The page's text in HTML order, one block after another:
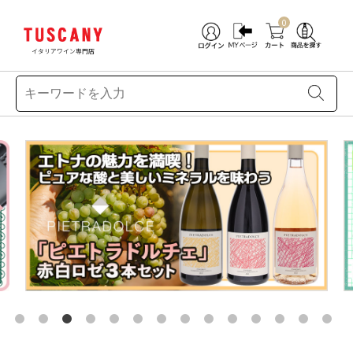
イタリアワイン専門店
0